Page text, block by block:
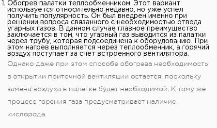
Обогрев палатки теплообменником. Этот вариант
используется относительно недавно, но уже успел
получить популярность. Он был внедрен именно при
решении вопроса связанного с необходимостью отвода
угарных газов. В данном случае главное преимущество
заключается в том, что угарный газ выводится из палатки
через трубу, которая подсоединена к оборудованию. При
этом нагрев выполняется через теплообменник, а горячий
воздух поступает за счет встроенного вентилятора.
Однако даже при этом способе обогрева необходимость
в открытии приточной вентиляции остается, поскольку
замена воздуха в палетке будет необходимой. К тому же
процесс горения газа предусматривает наличие
кислорода.